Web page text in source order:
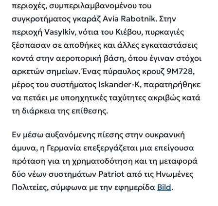
περιοχές, συμπεριλαμβανομένου του
συγκροτήματος γκαράζ Avia Rabotnik. Στην
περιοχή Vasylkiv, νότια του Κιέβου, πυρκαγιές
ξέσπασαν σε αποθήκες και άλλες εγκαταστάσεις
κοντά στην αεροπορική βάση, όπου έγιναν στόχοι
αρκετών σημείων. Ένας πύραυλος κρουζ 9M728,
μέρος του συστήματος Iskander-K, παρατηρήθηκε
να πετάει με υποηχητικές ταχύτητες ακριβώς κατά
τη διάρκεια της επίθεσης.
Εν μέσω αυξανόμενης πίεσης στην ουκρανική
άμυνα, η Γερμανία επεξεργάζεται μια επείγουσα
πρόταση για τη χρηματοδότηση και τη μεταφορά
δύο νέων συστημάτων Patriot από τις Ηνωμένες
Πολιτείες, σύμφωνα με την εφημερίδα Bild.